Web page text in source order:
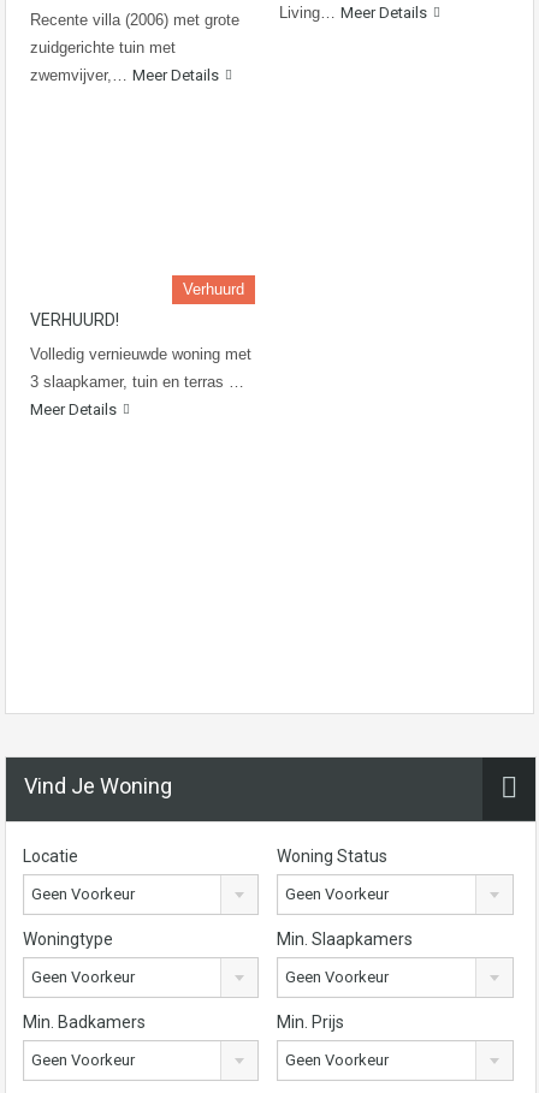
Recente villa (2006) met grote
zuidgerichte tuin met
zwemvijver,… Meer Details
Living… Meer Details
Verhuurd
VERHUURD!
Volledig vernieuwde woning met
3 slaapkamer, tuin en terras …
Meer Details
Vind Je Woning
Locatie
Geen Voorkeur
Woning Status
Geen Voorkeur
Woningtype
Geen Voorkeur
Min. Slaapkamers
Geen Voorkeur
Min. Badkamers
Geen Voorkeur
Min. Prijs
Geen Voorkeur